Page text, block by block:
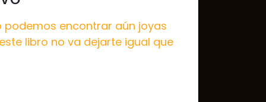
podemos encontrar aún joyas
libro no va dejarte igual que